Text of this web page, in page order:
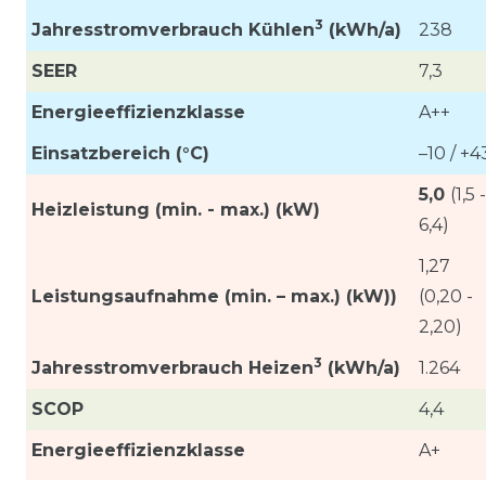
Jahresstromverbrauch Kühlen3 (kWh/a)
238
SEER
7,3
Energieeffizienzklasse
A++
Einsatzbereich (°C)
–10 /
Heizleistung (min. - max.) (kW)
5,0 (1,5 -
6,4)
Leistungsaufnahme (min. – max.) (kW))
1,27
(0,20 -
2,20)
Jahresstromverbrauch Heizen3 (kWh/a)
1.264
SCOP
4,4
Energieeffizienzklasse
A+